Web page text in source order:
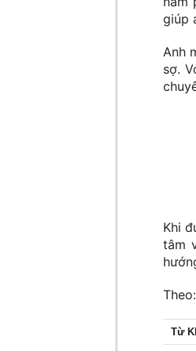
giúp
Anh
sợ.
Khi
tâm
Từ